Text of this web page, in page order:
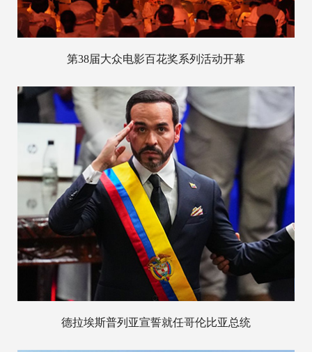
第38届大众电影百花奖系列活动开幕
德拉埃斯普列亚宣誓就任哥伦比亚总统